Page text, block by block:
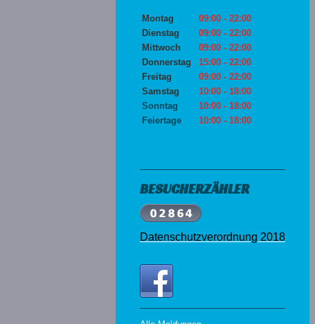
Montag
09:00 - 22:00
Dienstag
09:00 - 22:00
Mittwoch
09:00 - 22:00
Donnerstag
15:00 - 22:00
Freitag
09:00 - 22:00
Samstag
10:00 - 18:00
Sonntag
10:00 - 18:00
Feiertage
10:00 - 18:00
BESUCHERZÄHLER
Datenschutzverordnung 2018